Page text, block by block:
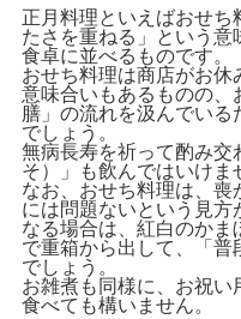
正月料理といえばおせ
たさを重ねる」という
食卓に並べるものです。
おせち料理は商店がお休
意味合いもあるものの
膳」の流れを汲んでい
でしょう。
無病長寿を祈って酌み交
そ）」も飲んではいけま
なお、おせち料理は、
には問題ないという見
なる場合は、紅白のか
で重箱から出して、「
でしょう。
お雑煮も同様に、お祝
食べても構いません。